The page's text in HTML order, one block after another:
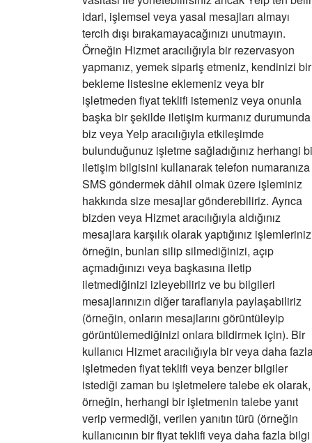
idari, işlemsel veya yasal mesajları almayı
tercih dışı bırakamayacağınızı unutmayın.
Örneğin Hizmet aracılığıyla bir rezervasyon
yapmanız, yemek sipariş etmeniz, kendinizi bir
bekleme listesine eklemeniz veya bir
işletmeden fiyat teklifi istemeniz veya onunla
başka bir şekilde iletişim kurmanız durumunda
biz veya Yelp aracılığıyla etkileşimde
bulunduğunuz işletme sağladığınız herhangi
iletişim bilgisini kullanarak telefon numaranıza
SMS göndermek dâhil olmak üzere işleminiz
hakkında size mesajlar gönderebiliriz. Ayrıca
bizden veya Hizmet aracılığıyla aldığınız
mesajlara karşılık olarak yaptığınız
örneğin, bunları silip silmediğinizi, açıp
açmadığınızı veya başkasına iletip
iletmediğinizi izleyebiliriz ve bu bilgileri
mesajlarınızın diğer taraflarıyla paylaşabiliriz
(örneğin, onların mesajlarını görüntüleyip
görüntülemediğinizi onlara bildirmek için). Bir
kullanıcı Hizmet aracılığıyla bir veya daha
işletmeden fiyat teklifi veya benzer bilgiler
istediği zaman bu işletmelere talebe ek olarak,
örneğin, herhangi bir işletmenin talebe yanıt
verip vermediği, verilen yanıtın türü (örneğin
kullanıcının bir fiyat teklifi veya daha fazla bilgi